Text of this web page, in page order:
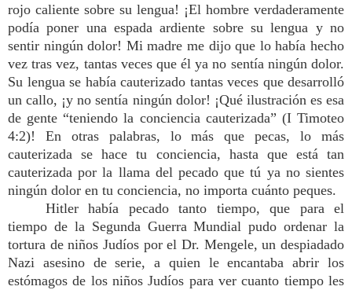
rojo caliente sobre su lengua! ¡El hombre verdaderamente
podía poner una espada ardiente sobre su lengua y no
sentir ningún dolor! Mi madre me dijo que lo había hecho
vez tras vez, tantas veces que él ya no sentía ningún dolor.
Su lengua se había cauterizado tantas veces que desarrolló
un callo, ¡y no sentía ningún dolor! ¡Qué ilustración es esa
de gente “teniendo la conciencia cauterizada” (I Timoteo
4:2)! En otras palabras, lo más que pecas, lo más
cauterizada se hace tu conciencia, hasta que está tan
cauterizada por la llama del pecado que tú ya no sientes
ningún dolor en tu conciencia, no importa cuánto peques.
Hitler había pecado tanto tiempo, que para el
tiempo de la Segunda Guerra Mundial pudo ordenar la
tortura de niños Judíos por el Dr. Mengele, un despiadado
Nazi asesino de serie, a quien le encantaba abrir los
estómagos de los niños Judíos para ver cuanto tiempo les